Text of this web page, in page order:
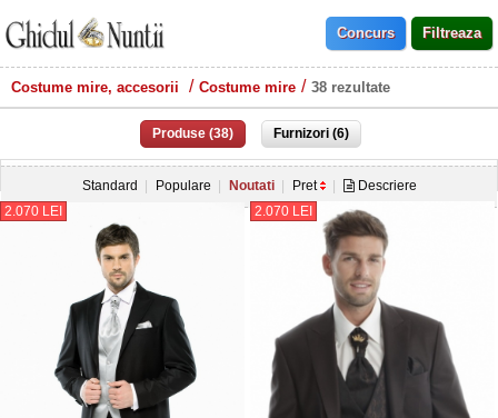
Costume mire, accesorii Costume mire 38 rezultate
Produse (38) Furnizori (6)
Standard Populare Noutati Pret
Descriere
2.070 LEI
2.070 LEI